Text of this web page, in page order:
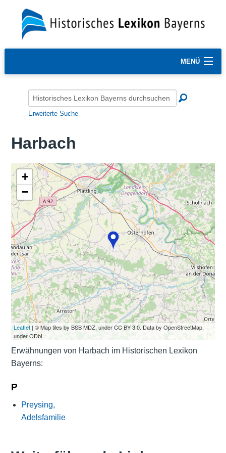
MENÜ
Erweiterte Suche
Harbach
+
−
Leaflet| © Map tiles by BSB MDZ, under CC BY 3.0. Data by OpenStreetMap,
under ODbL
Erwähnungen von Harbach im Historischen Lexikon
Bayerns:
P
Preysing,
Adelsfamilie